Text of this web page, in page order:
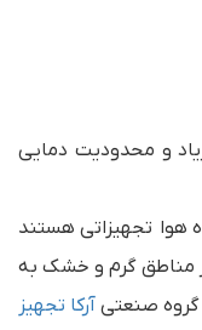
و محدودیت دمایی
هوا تجهیزاتی هستند
مناطق گرم و خشک به
صنعتی آرکا تجهیز